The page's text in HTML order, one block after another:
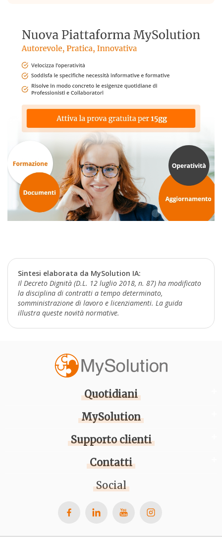
Sintesi elaborata da MySolution IA:
Il Decreto Dignità (D.L. 12 luglio 2018, n. 87) ha modificato
la disciplina di contratti a tempo determinato,
somministrazione di lavoro e licenziamenti. La guida
illustra queste novità normative.
Quotidiani
MySolution
Supporto clienti
Contatti
Social